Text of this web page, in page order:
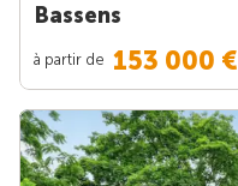
Bassens
à partir de 153 000 €